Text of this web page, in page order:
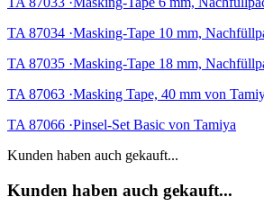
TA 87034 ·Masking-Tape 10 mm,
TA 87035 ·Masking-Tape 18 mm,
TA 87063 ·Masking Tape, 40 mm von
TA 87066 ·Pinsel-Set Basic von Tamiya
Kunden haben auch gekauft...
Kunden haben auch gekauft...